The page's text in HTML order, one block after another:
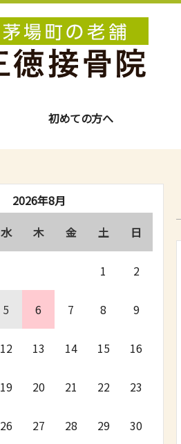
初めての方へ
2026年8月
水 木 金 土 日
1 2
5 6 7 8 9
12 13 14 15 16
19 20 21 22 23
26 27 28 29 30